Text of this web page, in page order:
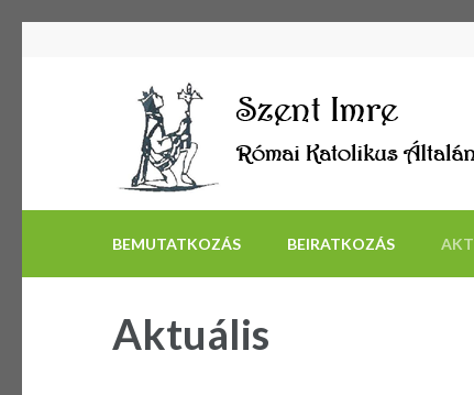
BEMUTATKOZÁS BEIRATKOZÁS
Aktuális